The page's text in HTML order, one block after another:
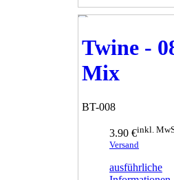
Twine -
Mix
BT-008
3.90 €inkl.
Versand
ausführliche